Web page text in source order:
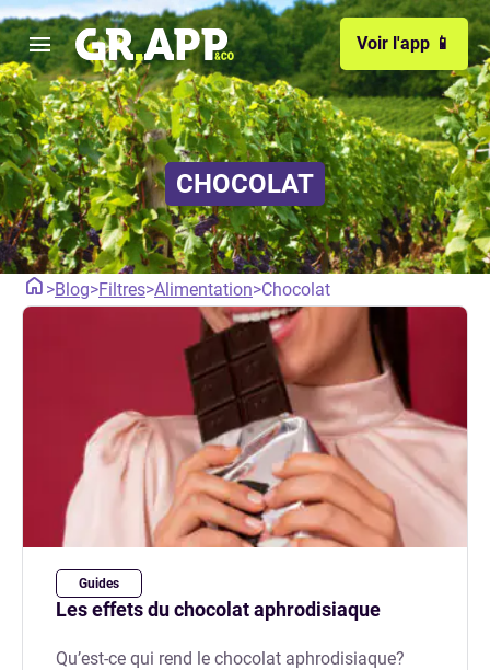
Voir l'app 📱
CHOCOLAT
>Blog>Filtres>Alimentation>Chocolat
Guides
Les effets du chocolat aphrodisiaque
Qu’est-ce qui rend le chocolat aphrodisiaque?